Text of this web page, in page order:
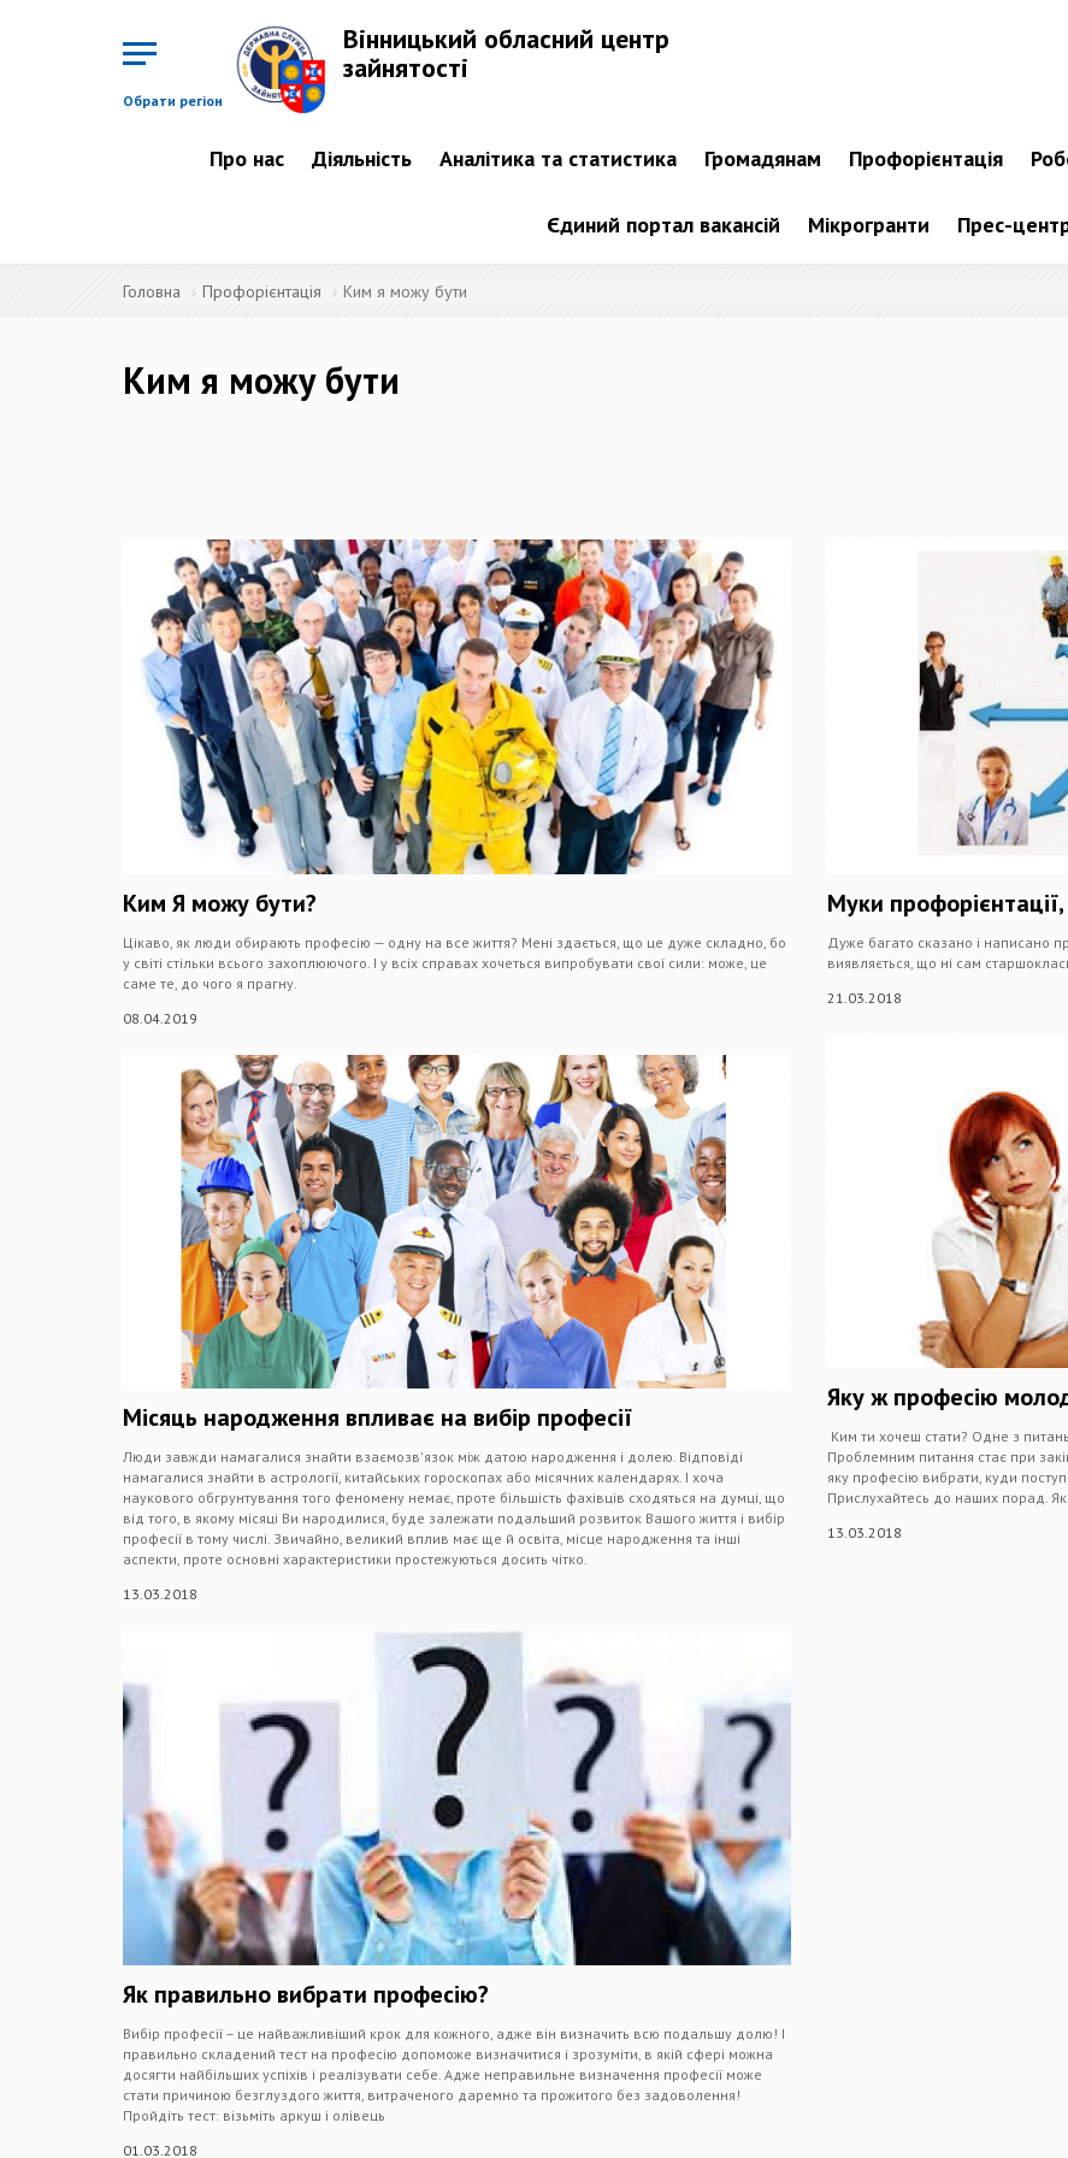
Обрати регіон
Вінницький обласний центр
зайнятості
Про нас Діяльність Аналітика та статистика Громадянам Профорієнтація
Єдиний портал вакансій Мікрогранти Прес-
Головна Профорієнтація Ким я можу бути
Ким я можу бути
Ким Я можу бути?
Цікаво, як люди обирають професію — одну на все життя? Мені здається, що це дуже складно, бо
у світі стільки всього захоплюючо­го. І у всіх справах хочеться випробувати свої сили: може, це
саме те, до чого я прагну.
08.04.2019
Місяць народження впливає на вибір професії
Люди завжди намагалися знайти взаємозв'язок між датою народження і долею. Відповіді
намагалися знайти в астрології, китайських гороскопах або місячних календарях. І хоча
наукового обгрунтування того феномену немає, проте більшість фахівців сходяться на думці, що
від того, в якому місяці Ви народилися, буде залежати подальший розвиток Вашого життя і вибір
професії в тому числі. Звичайно, великий вплив має ще й освіта, місце народження та інші
аспекти, проте основні характеристики простежуються досить чітко.
13.03.2018
Як правильно вибрати професію?
Вибір професії – це найважливіший крок для кожного, адже він визначить всю подальшу долю! І
правильно складений тест на професію допоможе визначитися і зрозуміти, в якій сфері можна
досягти найбільших успіхів і реалізувати себе. Адже неправильне визначення професії може
стати причиною безглуздого життя, витраченого даремно та прожитого без задоволення!
Пройдіть тест: візьміть аркуш і олівець
01.03.2018
Муки
Дуже багато сказано і написано
виявляється, що ні сам
21.03.2018
Яку ж професію
Ким ти хочеш стати? Одне з
Проблемним питання стає при
яку професію вибрати, куди
Прислухайтесь до наших порад.
13.03.2018